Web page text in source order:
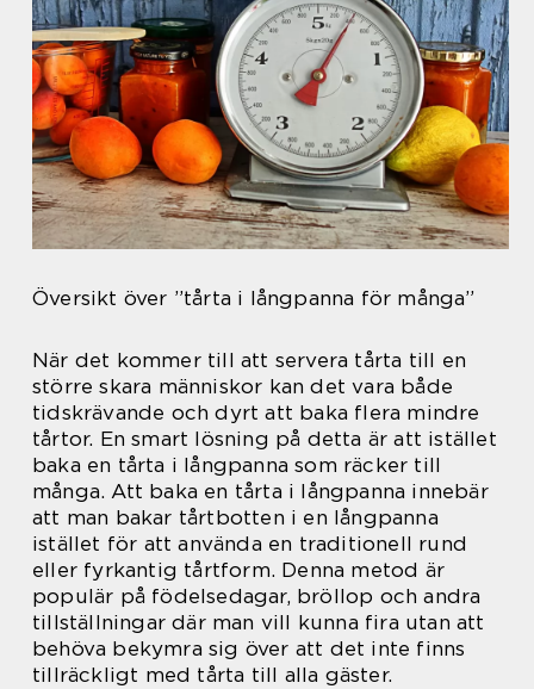
Översikt över ”tårta i långpanna för många”
När det kommer till att servera tårta till en
större skara människor kan det vara både
tidskrävande och dyrt att baka flera mindre
tårtor. En smart lösning på detta är att istället
baka en tårta i långpanna som räcker till
många. Att baka en tårta i långpanna innebär
att man bakar tårtbotten i en långpanna
istället för att använda en traditionell rund
eller fyrkantig tårtform. Denna metod är
populär på födelsedagar, bröllop och andra
tillställningar där man vill kunna fira utan att
behöva bekymra sig över att det inte finns
tillräckligt med tårta till alla gäster.